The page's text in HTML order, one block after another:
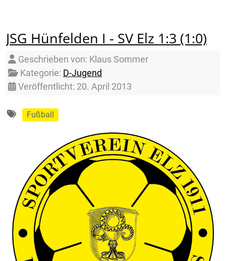
JSG Hünfelden I - SV Elz 1:3 (1:0)
Details
Geschrieben von: Klaus Sommer
Kategorie: D-Jugend
Veröffentlicht: 20. April 2013
Fußball